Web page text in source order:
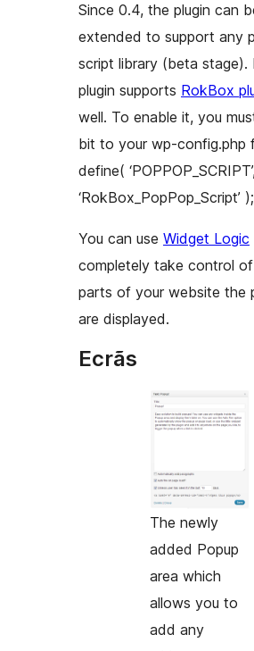
Since 0.4, the plugin can
extended to support any
script library (beta stage).
plugin supports RokBox
well. To enable it, you
bit to your wp-config.php
define(
‘RokBox_PopPop_Script’ );
You can use Widget Logic
completely take control
parts of your website the
are displayed.
Ecrãs
The newly
added Popup
area which
allows you to
add any